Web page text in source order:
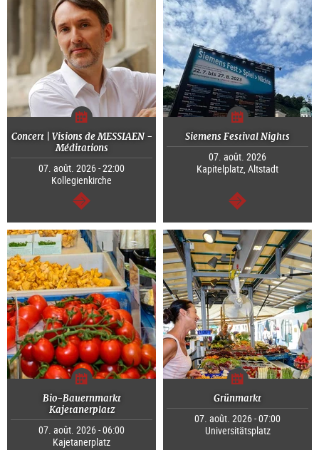
Concert | Visions de MESSIAEN -
Méditations
07. août. 2026 - 22:00
Kollegienkirche
Continuer
Siemens Festival Nights
07. août. 2026
Kapitelplatz, Altstadt
Continuer
Bio-Bauernmarkt
Kajetanerplatz
07. août. 2026 - 06:00
Kajetanerplatz
Grünmarkt
07. août. 2026 - 07:00
Universitätsplatz